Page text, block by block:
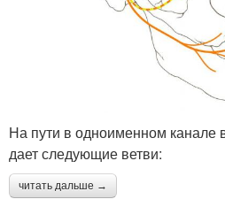
На пути в одноименном канале
дает следующие ветви:
читать дальше →